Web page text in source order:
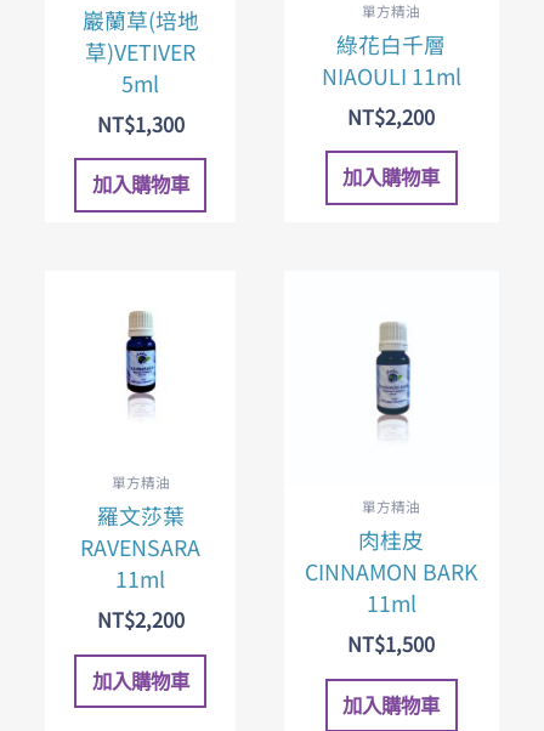
巖蘭草(培地
草)VETIVER
5ml
NT$1,300
加入購物車
單方精油
綠花白千層
NIAOULI 11ml
NT$2,200
加入購物車
單方精油
羅文莎葉
RAVENSARA
11ml
NT$2,200
加入購物車
單方精油
肉桂皮
CINNAMON BARK
11ml
NT$1,500
加入購物車